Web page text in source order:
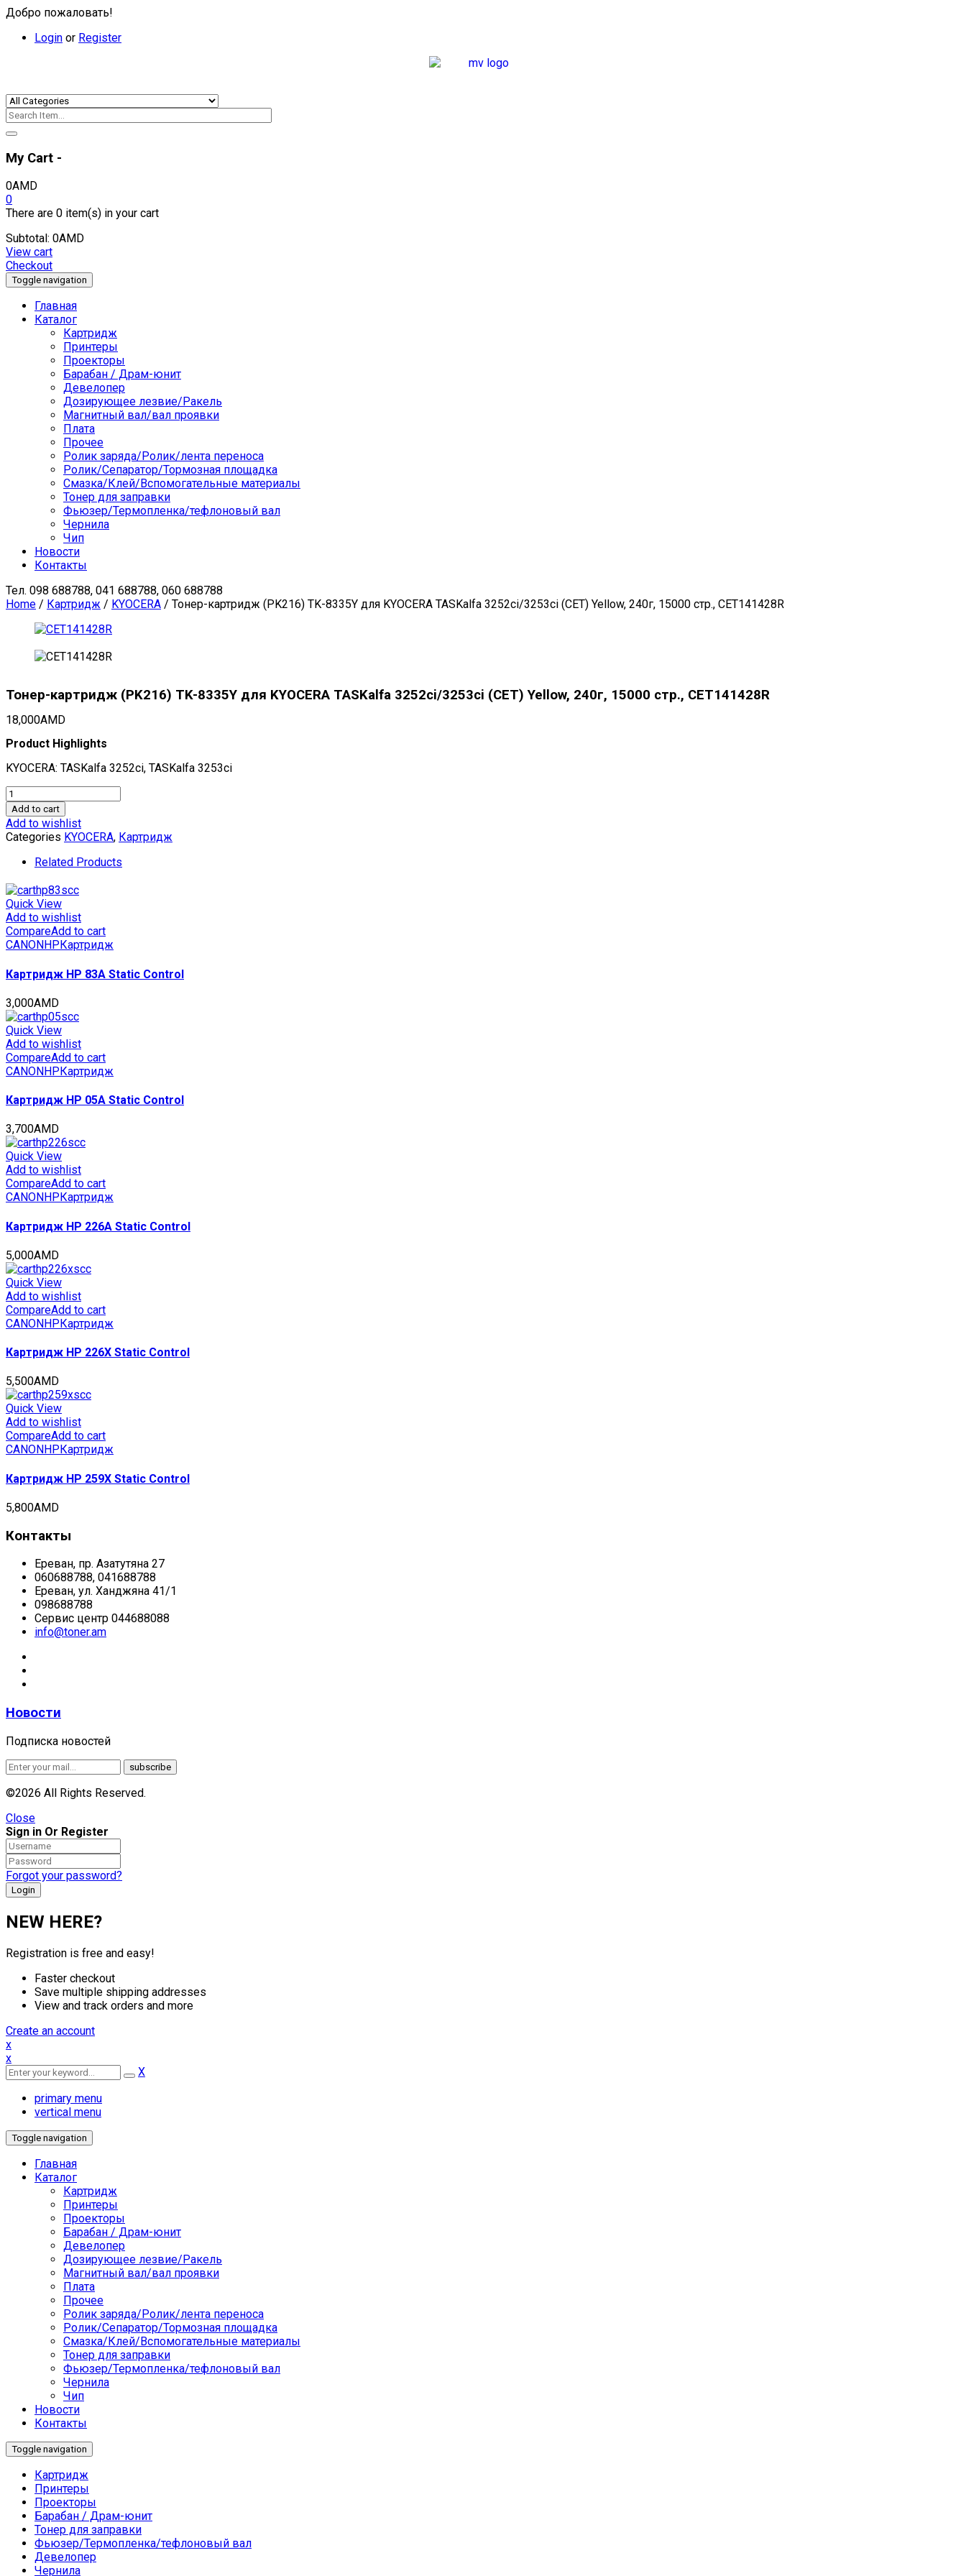
Добро пожаловать!
Login or Register
My Cart -
0AMD
0
There are 0 item(s) in your cart
Subtotal: 0AMD
View cart
Checkout
Toggle navigation
Главная
Каталог
Картридж
Принтеры
Проекторы
Барабан / Драм-юнит
Девелопер
Дозирующее лезвие/Ракель
Магнитный вал/вал проявки
Плата
Прочее
Ролик заряда/Ролик/лента переноса
Ролик/Сепаратор/Тормозная площадка
Смазка/Клей/Вспомогательные материалы
Тонер для заправки
Фьюзер/Термопленка/тефлоновый вал
Чернила
Чип
Новости
Контакты
Тел. 098 688788, 041 688788, 060 688788
Home / Картридж / KYOCERA / Тонер-картридж (PK216) TK-8335Y для KYOCERA TASKalfa 3252ci/3253ci (CET) Yellow, 240г, 15000 стр., CET141428R
Тонер-картридж (PK216) TK-8335Y для KYOCERA TASKalfa 3252ci/3253ci (CET) Yellow, 240г, 15000 стр., CET141428R
18,000AMD
Product Highlights
KYOCERA: TASKalfa 3252ci, TASKalfa 3253ci
Тонер-
картридж
(PK216)
TK-
8335Y
для
TASKalfa
3252ci/3253ci
(CET)
Yellow,
240г,
стр.,
CET141428R
quantity
Add to cart
Add to wishlist
Categories KYOCERA, Картридж
Related Products
Quick View
Add to wishlist
CompareAdd to cart
CANON HP Картридж
Картридж HP 83A Static Control
3,000AMD
Quick View
Add to wishlist
CompareAdd to cart
CANONHPКартридж
Картридж HP 05A Static Control
3,700AMD
Quick View
Add to wishlist
CompareAdd to cart
CANON HP Картридж
Картридж HP 226A Static Control
5,000AMD
Quick View
Add to wishlist
CompareAdd to cart
CANONHPКартридж
Картридж HP 226X Static Control
5,500AMD
Quick View
Add to wishlist
CompareAdd to cart
CANON HP Картридж
Картридж HP 259X Static Control
5,800AMD
Контакты
Ереван, пр. Азатутяна 27
060688788, 041688788
Ереван, ул. Ханджяна 41/1
098688788
Сервис центр 044688088
info@toner.am
Новости
Подписка новостей
©2026 All Rights Reserved.
Close
Sign in Or Register
Forgot your password?
NEW HERE?
Registration is free and easy!
Faster checkout
Save multiple shipping addresses
View and track orders and more
Create an account
x
x
X
primary menu
vertical menu
Toggle navigation
Главная
Каталог
Картридж
Принтеры
Проекторы
Барабан / Драм-юнит
Девелопер
Дозирующее лезвие/Ракель
Магнитный вал/вал проявки
Плата
Прочее
Ролик заряда/Ролик/лента переноса
Ролик/Сепаратор/Тормозная площадка
Смазка/Клей/Вспомогательные материалы
Тонер для заправки
Фьюзер/Термопленка/тефлоновый вал
Чернила
Чип
Новости
Контакты
Toggle navigation
Картридж
Принтеры
Проекторы
Барабан / Драм-юнит
Тонер для заправки
Фьюзер/Термопленка/тефлоновый вал
Девелопер
Чернила